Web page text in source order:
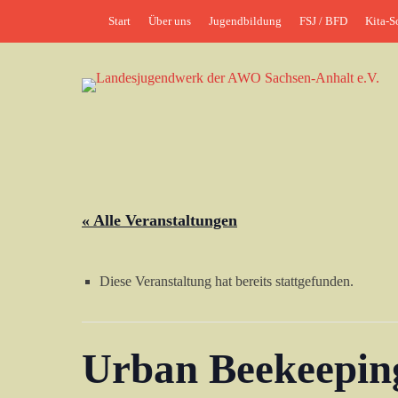
Header-Menü
Start Über uns Jugendbildung FSJ / BFD Kita-
Landesjugendwerk
jung•politisch•kreativ
« Alle Veranstaltungen
Diese Veranstaltung hat bereits stattgefunden.
Urban